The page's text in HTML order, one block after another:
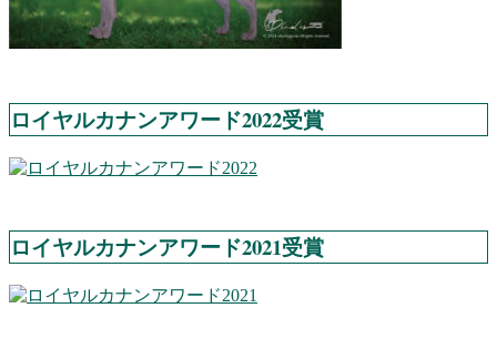
ロイヤルカナンアワード2022受賞
ロイヤルカナンアワード2021受賞